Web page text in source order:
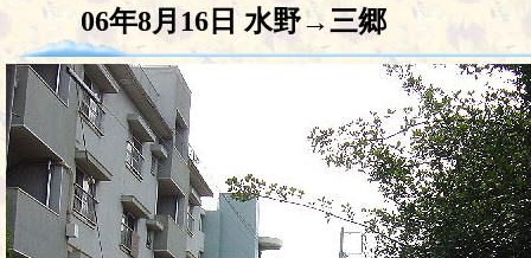
06年8月16日 水野→三郷